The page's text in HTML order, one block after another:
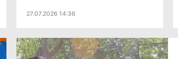
27.07.2026 14:36